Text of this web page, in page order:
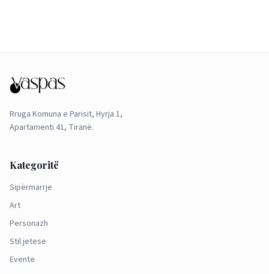
Rruga Komuna e Parisit, Hyrja 1,
Apartamenti 41, Tiranë.
Kategoritë
Sipërmarrje
Art
Personazh
Stil jetese
Evente